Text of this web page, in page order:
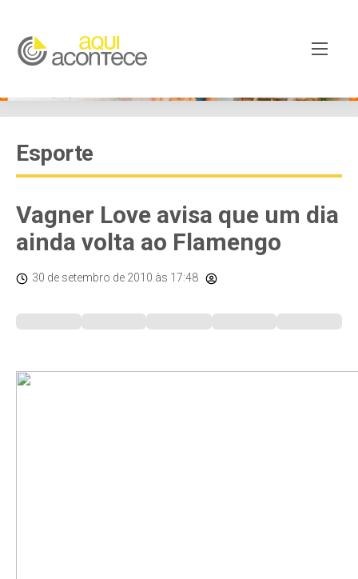
Esporte
Vagner Love avisa que um dia
ainda volta ao Flamengo
30 de setembro de 2010 às 17:48